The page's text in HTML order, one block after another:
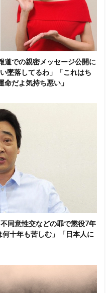
道での親密メッセージ公開に
墜落してるわ」「これはち
だよ気持ち悪い」
同意性交などの罪で懲役7年
十年も苦しむ」「日本人に